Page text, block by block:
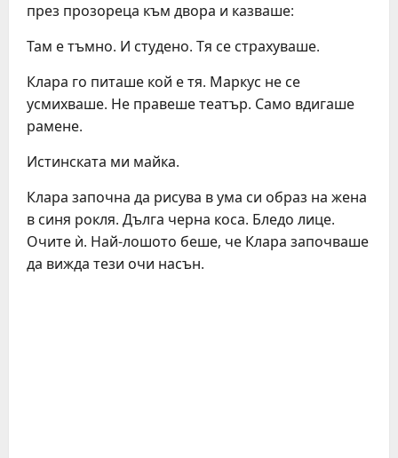
през прозореца към двора и казваше:
Там е тъмно. И студено. Тя се страхуваше.
Клара го питаше кой е тя. Маркус не се
усмихваше. Не правеше театър. Само вдигаше
рамене.
Истинската ми майка.
Клара започна да рисува в ума си образ на жена
в синя рокля. Дълга черна коса. Бледо лице.
Очите ѝ. Най-лошото беше, че Клара започваше
да вижда тези очи насън.